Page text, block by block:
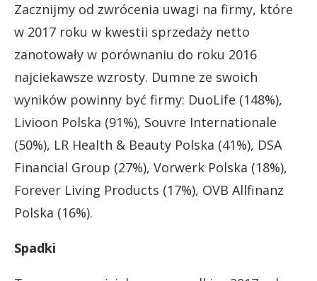
Zacznijmy od zwrócenia uwagi na firmy, które
w 2017 roku w kwestii sprzedaży netto
zanotowały w porównaniu do roku 2016
najciekawsze wzrosty. Dumne ze swoich
wyników powinny być firmy: DuoLife (148%),
Livioon Polska (91%), Souvre Internationale
(50%), LR Health & Beauty Polska (41%), DSA
Financial Group (27%), Vorwerk Polska (18%),
Forever Living Products (17%), OVB Allfinanz
Polska (16%).
Spadki